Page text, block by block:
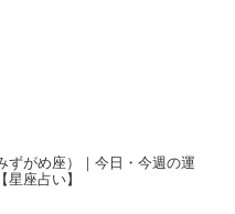
ずがめ座）｜今日・今週の運
星座占い】